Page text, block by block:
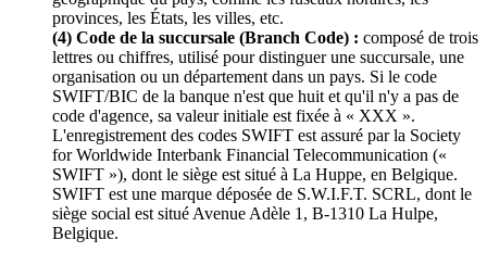
provinces, les États, les villes, etc.
(4) Code de la succursale (Branch Code) : composé de trois
lettres ou chiffres, utilisé pour distinguer une succursale, une
organisation ou un département dans un pays. Si le code
SWIFT/BIC de la banque n'est que huit et qu'il n'y a pas de
code d'agence, sa valeur initiale est fixée à « XXX ».
L'enregistrement des codes SWIFT est assuré par la Society
for Worldwide Interbank Financial Telecommunication («
SWIFT »), dont le siège est situé à La Huppe, en Belgique.
SWIFT est une marque déposée de S.W.I.F.T. SCRL, dont le
siège social est situé Avenue Adèle 1, B-1310 La Hulpe,
Belgique.